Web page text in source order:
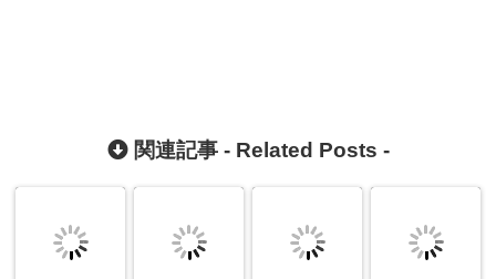
関連記事 - Related Posts -